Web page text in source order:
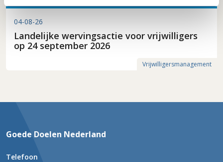
04-08-26
Landelijke wervingsactie voor vrijwilligers
op 24 september 2026
Vrijwilligersmanagement
Goede Doelen Nederland
Telefoon